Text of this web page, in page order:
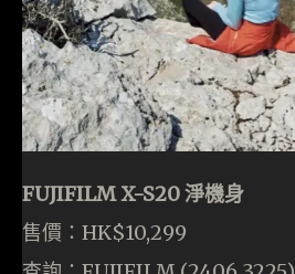
FUJIFILM X-S20 淨機身
售價：HK$10,299